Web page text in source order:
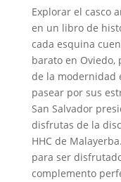
Explorar el casco
en un libro de
cada esquina
barato en
de la modernidad
pasear por sus
San Salvador
disfrutas de la
HHC de
para ser
complemento